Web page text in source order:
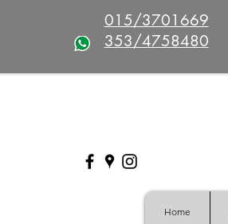
015/3701669
353/4758480
Home